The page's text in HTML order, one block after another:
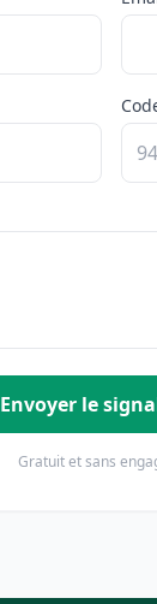
Envoyer le
Gratuit et sans